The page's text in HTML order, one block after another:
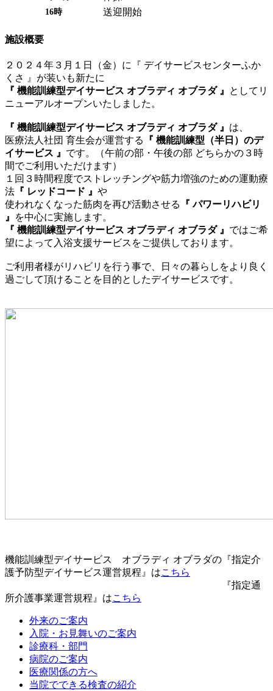
16時 送迎開始
施設概要
２０２４年３月１日（金）に『 デイサービスセンターふか
くさ 』が装いも新たに
『 機能訓練型デイサービス オブラディ オブラダ 』
としてリ
ニューアルオープンいたしました。
『 機能訓練型デイサービス オブラディ オブラダ 』 は、
医療法人社団 育生会が運営する
『 機能訓練型（半日）のデ
イサービス 』 です。（午前の部・午後の部 どちらかの３時
間でご利用いただけます）
１回３時間程度でストレッチングや筋力増強のための運動療
法 『 レッドコード 』 や
使われなくなった筋肉を再び活動させる
『 パワーリハビリ
』
を中心に実施します。
『 機能訓練型デイサービス オブラディ オブラダ 』 ではご希
望によって入浴支援サービスをご提供しております。
ご利用者様がリハビリを行う事で、日々の暮らしをより良く
過ごして頂けることを目的としたデイサービスです。
機能訓練型デイサービス オブラディ オブラダの『指定介
護予防型デイサービス運営規程』はこちら
『指定通
所介護事業運営規程』はこちら
外来のご案内
入院・お見舞いのご案内
診療科・部門
病院のご案内
医療関係の方へ
当院でできる検査の紹介